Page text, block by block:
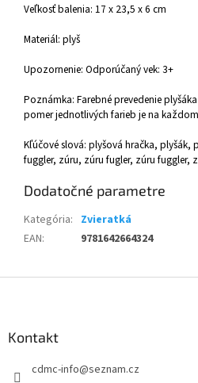
Veľkosť balenia: 17 x 23,5 x 6 cm
Materiál: plyš
Upozornenie: Odporúčaný vek: 3+
Poznámka: Farebné prevedenie
pomer jednotlivých farieb je na
Kľúčové slová: plyšová hračka, plyšák,
fuggler, zúru, zúru fugler, zúru fuggler,
Dodatočné parametre
Kategória: Zvieratká
EAN: 9781642664324
Kontakt
cdmc-info@seznam.cz